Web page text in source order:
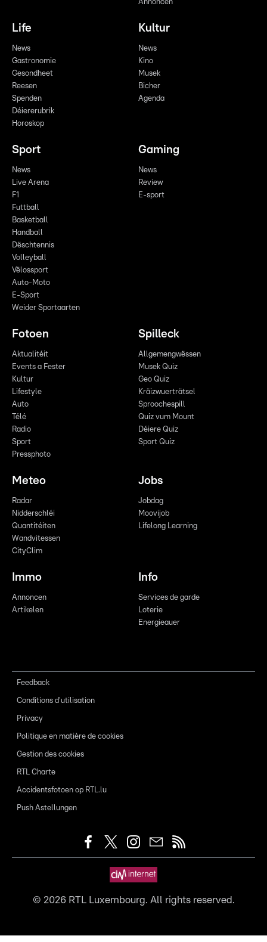
Annoncen
Life
News
Gastronomie
Gesondheet
Reesen
Spenden
Déiererubrik
Horoskop
Kultur
News
Kino
Musek
Bicher
Agenda
Sport
News
Live Arena
F1
Futtball
Basketball
Handball
Dëschtennis
Volleyball
Vëlossport
Auto-Moto
E-Sport
Weider Sportaarten
Gaming
News
Review
E-sport
Fotoen
Aktualitéit
Events a Fester
Kultur
Lifestyle
Auto
Télé
Radio
Sport
Pressphoto
Spilleck
Allgemengwëssen
Musek Quiz
Geo Quiz
Kräizwuerträtsel
Sproochespill
Quiz vum Mount
Déiere Quiz
Sport Quiz
Meteo
Radar
Nidderschléi
Quantitéiten
Wandvitessen
CityClim
Jobs
Jobdag
Moovijob
Lifelong Learning
Immo
Annoncen
Artikelen
Info
Services de garde
Loterie
Energieauer
Feedback
Conditions d'utilisation
Privacy
Politique en matière de cookies
Gestion des cookies
RTL Charte
Accidentsfotoen op RTL.lu
Push Astellungen
© 2026RTL Luxembourg. All rights reserved.